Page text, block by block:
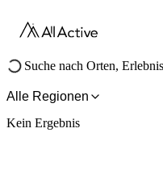
®
Alle Regionen
Kein Ergebnis